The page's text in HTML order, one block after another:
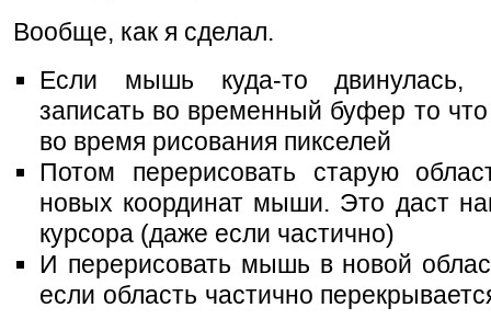
Вообще, как я сделал.
Если мышь куда-то двинулась,
записать во временный буфер то
во время рисования пикселей
Потом перерисовать старую
новых координат мыши. Это даст
курсора (даже если частично)
И перерисовать мышь в новой
если область частично